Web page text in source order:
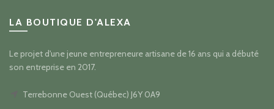
LA BOUTIQUE D'ALEXA
Le projet d'une jeune entrepreneure artisane de 16 ans qui a débuté
son entreprise en 2017.
Terrebonne Ouest (Québec) J6Y 0A9